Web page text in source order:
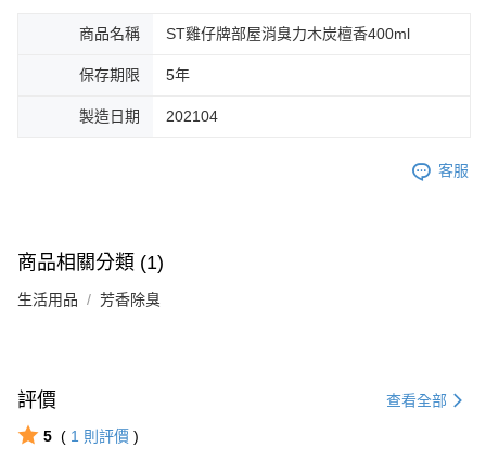
商品名稱 ST雞仔牌部屋消臭力木炭檀香400ml
保存期限 5年
製造日期 202104
客服
商品相關分類 (1)
生活用品 芳香除臭
評價 查看全部
5 ( 1 則評價 )